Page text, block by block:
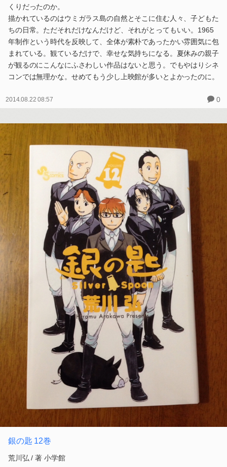
くりだったのか。
描かれているのはウミガラス島の自然とそこに住む人々、子どもた
ちの日常。ただそれだけなんだけど、それがとってもいい。1965
年制作という時代を反映して、全体が素朴であったかい雰囲気に包
まれている。観ているだけで、幸せな気持ちになる。夏休みの親子
が観るのにこんなにふさわしい作品はないと思う。でもやはりシネ
コンでは無理かな。せめてもう少し上映館が多いとよかったのに。
2014.08.22 08:57 0
銀の匙 12巻
荒川弘 / 著 小学館